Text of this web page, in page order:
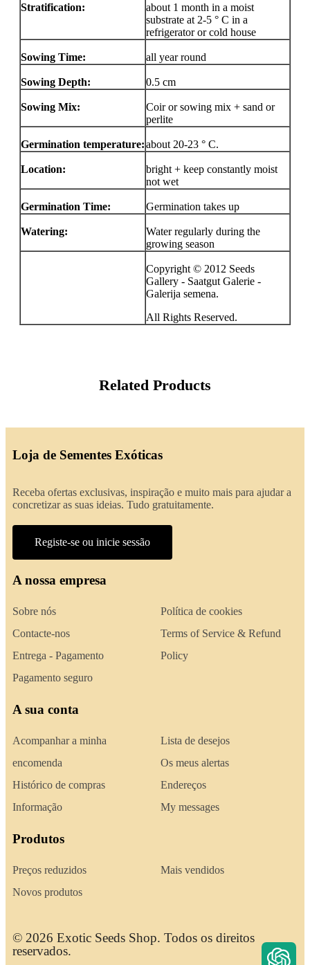
Stratification:
about 1 month in a moist
substrate at 2-5 ° C in a
refrigerator or cold house
Sowing Time: all year round
Sowing Depth: 0.5 cm
Sowing Mix:
Coir or sowing mix + sand or
perlite
Germination temperature:about 20-23 ° C.
Location:
bright + keep constantly moist
not wet
Germination Time: Germination takes up
Watering:
Water regularly during the
growing season
Copyright © 2012 Seeds
Gallery - Saatgut Galerie -
Galerija semena.
All Rights Reserved.
Related Products
Loja de Sementes Exóticas
Receba ofertas exclusivas, inspiração e muito mais para ajudar a
concretizar as suas ideias. Tudo gratuitamente.
Registe-se ou inicie sessão
A nossa empresa
Sobre nós
Contacte-nos
Entrega - Pagamento
Pagamento seguro
Política de cookies
Terms of Service & Refund
Policy
A sua conta
Acompanhar a minha
encomenda
Histórico de compras
Informação
Lista de desejos
Os meus alertas
Endereços
My messages
Produtos
Preços reduzidos
Novos produtos
Mais vendidos
© 2026 Exotic Seeds Shop. Todos os direitos
reservados.